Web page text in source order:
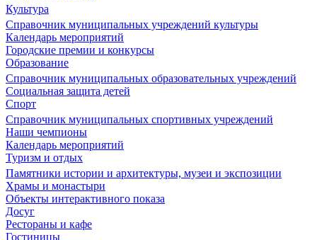
Культура
Справочник муниципальных учреждений культуры
Календарь мероприятий
Городские премии и конкурсы
Образование
Справочник муниципальных образовательных учреждений
Социальная защита детей
Спорт
Справочник муниципальных спортивных учреждений
Наши чемпионы
Календарь мероприятий
Туризм и отдых
Памятники истории и архитектуры, музеи и экспозиции
Храмы и монастыри
Объекты интерактивного показа
Досуг
Рестораны и кафе
Гостиницы